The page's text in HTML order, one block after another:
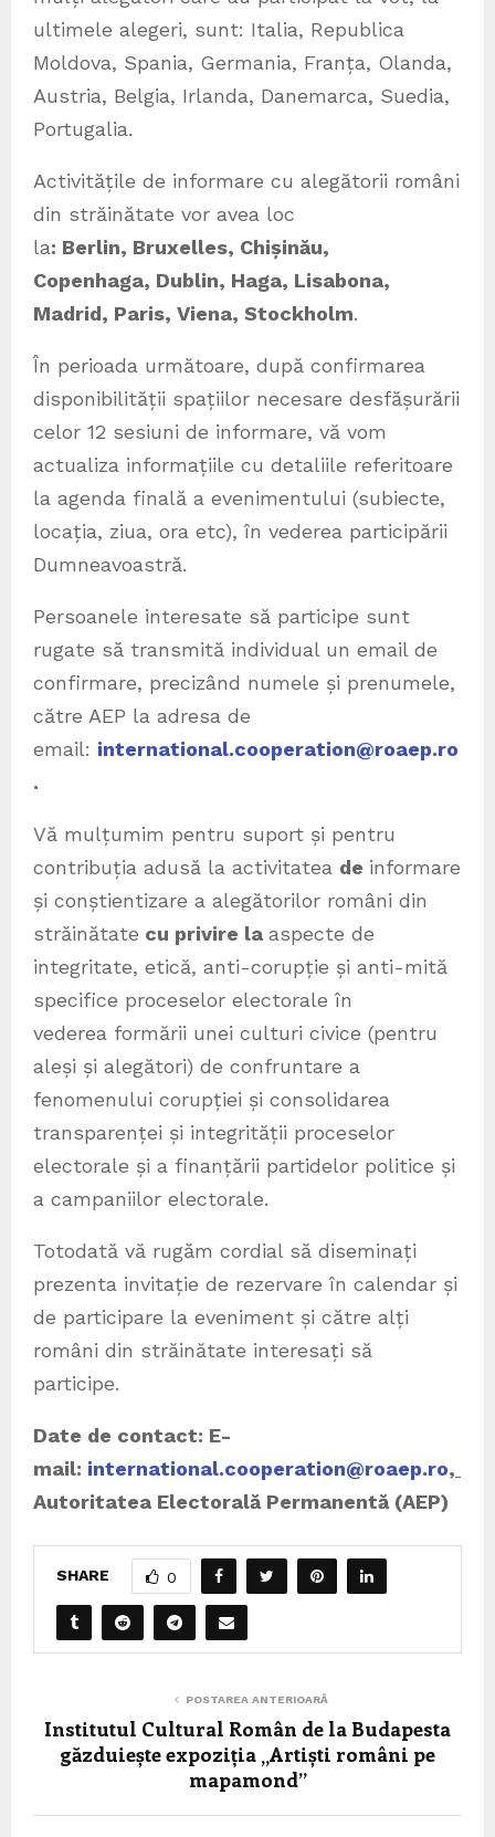
ultimele alegeri, sunt: Italia, Republica
Moldova, Spania, Germania, Franța, Olanda,
Austria, Belgia, Irlanda, Danemarca, Suedia,
Portugalia.
Activitățile de informare cu alegătorii români
din străinătate vor avea loc
la: Berlin, Bruxelles, Chișinău,
Copenhaga, Dublin, Haga, Lisabona,
Madrid, Paris, Viena, Stockholm.
În perioada următoare, după confirmarea
disponibilității spațiilor necesare desfășurării
celor 12 sesiuni de informare, vă vom
actualiza informațiile cu detaliile referitoare
la agenda finală a evenimentului (subiecte,
locația, ziua, ora etc), în vederea participării
Dumneavoastră.
Persoanele interesate să participe sunt
rugate să transmită individual un email de
confirmare, precizând numele și prenumele,
către AEP la adresa de
email: international.cooperation@roaep.ro
.
Vă mulțumim pentru suport și pentru
contribuția adusă la activitatea de informare
și conștientizare a alegătorilor români din
străinătate cu privire la aspecte de
integritate, etică, anti-corupție și anti-mită
specifice proceselor electorale în
vederea formării unei culturi civice (pentru
aleși și alegători) de confruntare a
fenomenului corupției și consolidarea
transparenței și integrității proceselor
electorale și a finanțării partidelor politice și
a campaniilor electorale.
Totodată vă rugăm cordial să diseminați
prezenta invitație de rezervare în calendar și
de participare la eveniment și către alți
români din străinătate interesați să
participe.
Date de contact: E-
mail: international.cooperation@roaep.ro,
Autoritatea Electorală Permanentă (AEP)
SHARE 0
POSTAREA ANTERIOARĂ
Institutul Cultural Român de la Budapesta
găzduiește expoziția „Artiști români pe
mapamond”